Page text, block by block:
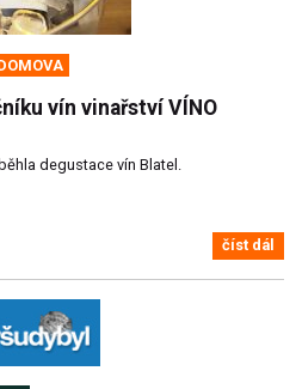
vín vinařství VÍNO
degustace vín Blatel.
číst dál